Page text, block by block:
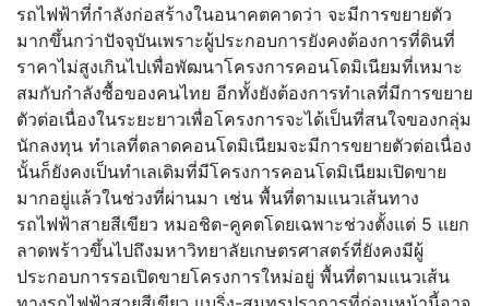
รถไฟฟ้าที่กำลังก่อสร้างในอนาคตคาดว่า จะมีการขยายตัว
มากขึ้นกว่าปัจจุบันเพราะผู้ประกอบการยังคงต้องการที่ดินที่
ราคาไม่สูงเกินไปเพื่อพัฒนาโครงการคอนโดมิเนียมที่เหมาะ
สมกับกำลังซื้อของคนไทย อีกทั้งยังต้องการทำเลที่มีการขยาย
ตัวต่อเนื่องในระยะยาวเพื่อโครงการจะได้เป็นที่สนใจของกลุ่ม
นักลงทุน ทำเลที่ตลาดคอนโดมิเนียมจะมีการขยายตัวต่อเนื่อง
นั้นก็ยังคงเป็นทำเลเดิมที่มีโครงการคอนโดมิเนียมเปิดขาย
มากอยู่แล้วในช่วงที่ผ่านมา เช่น พื้นที่ตามแนวเส้นทาง
รถไฟฟ้าสายสีเขียว หมอชิต-คูคตโดยเฉพาะช่วงตั้งแต่ 5 แยก
ลาดพร้าวขึ้นไปถึงมหาวิทยาลัยเกษตรศาสตร์ที่ยังคงมีผู้
ประกอบการรอเปิดขายโครงการใหม่อยู่ พื้นที่ตามแนวเส้น